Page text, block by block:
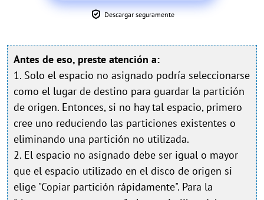
Descargar seguramente
Antes de eso, preste atención a:
1. Solo el espacio no asignado podría seleccionarse
como el lugar de destino para guardar la partición
de origen. Entonces, si no hay tal espacio, primero
cree uno reduciendo las particiones existentes o
eliminando una partición no utilizada.
2. El espacio no asignado debe ser igual o mayor
que el espacio utilizado en el disco de origen si
elige "Copiar partición rápidamente". Para la